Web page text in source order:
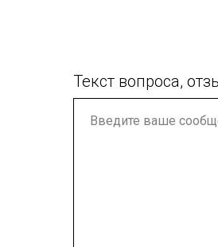
Текст вопроса,